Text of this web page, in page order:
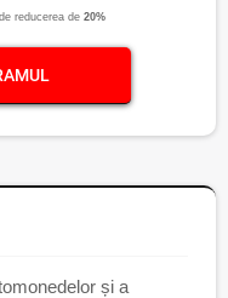
reducerea de 20%
și a